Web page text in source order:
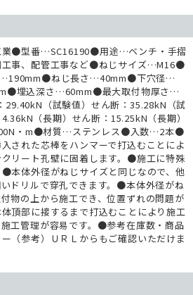
●型番…SC16190●用途…ベンチ・手摺
工事、配管工事など●ねじサイズ…M16●
ねじ長さ…40mm●下穴径…
埋込深さ…60mm●最大取付物厚さ…
（試験値）せん断：35.28kN（試
（長期）せん断：15.25kN（長期）
・m●材質…ステンレス●入数…2本●
された芯棒をハンマーで打込むことによ
リート孔壁に固着します。●施工に特殊
本体外径がねじサイズと同じなので、他
ドリルで穿孔できます。●本体外径がね
物の上から施工でき、位置ずれの問題が
頂部に接するまで打込むことにより施工
工管理が容易です。●参考在庫数・商品
（参考）ＵＲＬからもご確認いただけま